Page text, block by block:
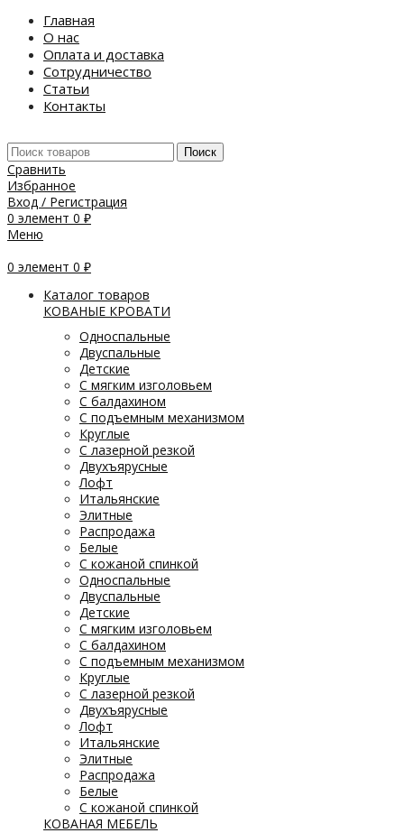
Главная
О нас
Оплата и доставка
Сотрудничество
Статьи
Контакты
Поиск
Сравнить
Избранное
Вход / Регистрация
0 элемент 0 ₽
Меню
0 элемент 0 ₽
Каталог товаров
КОВАНЫЕ КРОВАТИ
Односпальные
Двуспальные
Детские
С мягким изголовьем
С балдахином
С подъемным механизмом
Круглые
С лазерной резкой
Двухъярусные
Лофт
Итальянские
Элитные
Распродажа
Белые
С кожаной спинкой
Односпальные
Двуспальные
Детские
С мягким изголовьем
С балдахином
С подъемным механизмом
Круглые
С лазерной резкой
Двухъярусные
Лофт
Итальянские
Элитные
Распродажа
Белые
С кожаной спинкой
КОВАНАЯ МЕБЕЛЬ